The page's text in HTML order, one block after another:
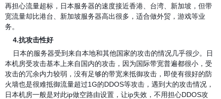
再担心流量超标，日本服务器的速度接近香港、台湾、新加坡，但带
宽流量却比港台、新加坡服务器高出很多，适合做外贸，游戏等业
务。
4.抗攻击性好
日本的服务器受到来自本地和其他国家的攻击的情况几乎很少。日
本机房受攻击基本上来自国内的攻击，因为国际带宽普遍都很小，受
攻击的冗余内力较弱，没有足够的带宽来抵御攻击，即使有很好的防
火墙也是很难抵御流量超过1G的DDOS等攻击，遇到大的攻击情况，
日本机房一般是对此ip做空路由设置，让ip失效，不用担心DDOS攻